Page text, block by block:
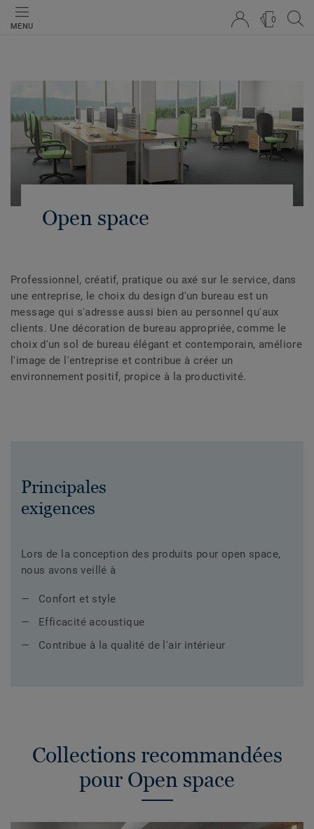
MENU
0
Open space
Professionnel, créatif, pratique ou axé sur le service, dans
une entreprise, le choix du design d'un bureau est un
message qui s'adresse aussi bien au personnel qu'aux
clients. Une décoration de bureau appropriée, comme le
choix d'un sol de bureau élégant et contemporain, améliore
l'image de l'entreprise et contribue à créer un
environnement positif, propice à la productivité.
Principales
exigences
Lors de la conception des produits pour open space,
nous avons veillé à
Confort et style
Efficacité acoustique
Contribue à la qualité de l'air intérieur
Collections recommandées
pour Open space